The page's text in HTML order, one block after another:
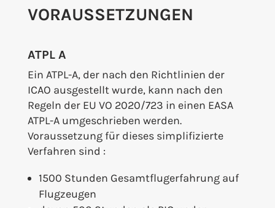
VORAUSSETZUNGEN
ATPL A
Ein ATPL-A, der nach den Richtlinien der
ICAO ausgestellt wurde, kann nach den
Regeln der EU VO 2020/723 in einen EASA
ATPL-A umgeschrieben werden.
Voraussetzung für dieses simplifizierte
Verfahren sind :
1500 Stunden Gesamtflugerfahrung auf
Flugzeugen